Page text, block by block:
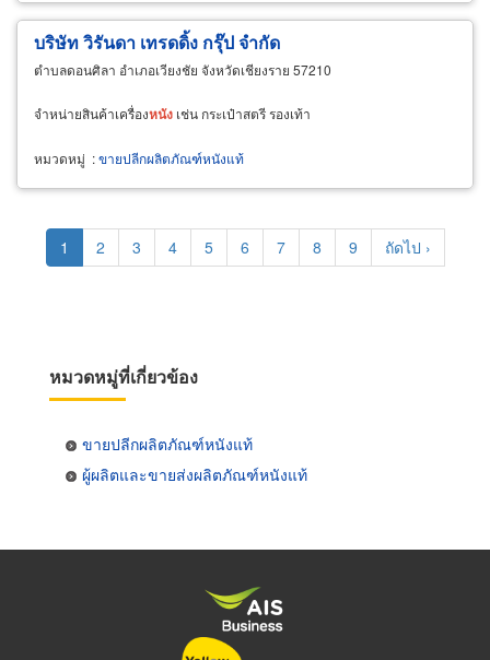
บริษัท วิรันดา เทรดดิ้ง กรุ๊ป จำกัด
ตำบลดอนศิลา อำเภอเวียงชัย จังหวัดเชียงราย 57210
จำหน่ายสินค้าเครื่องหนัง เช่น กระเป๋าสตรี รองเท้า
หมวดหมู่ :ขายปลีกผลิตภัณฑ์หนังแท้
Pagination
Current
page
1 Page
2 Page
3 Page
4 Page
5 Page
6 Page
7 Page
8 Page
9
Next
page
ถัดไป ›
หมวดหมู่ที่เกี่ยวข้อง
ขายปลีกผลิตภัณฑ์หนังแท้
ผู้ผลิตและขายส่งผลิตภัณฑ์หนังแท้